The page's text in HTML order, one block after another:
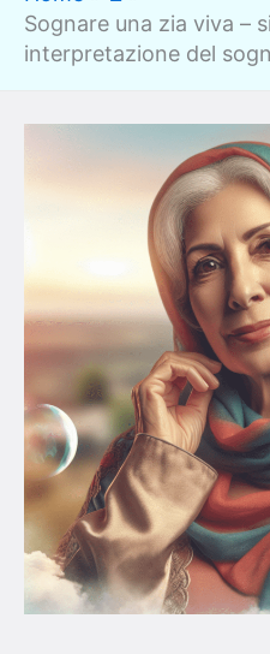
Sognare una zia viva –
interpretazione del